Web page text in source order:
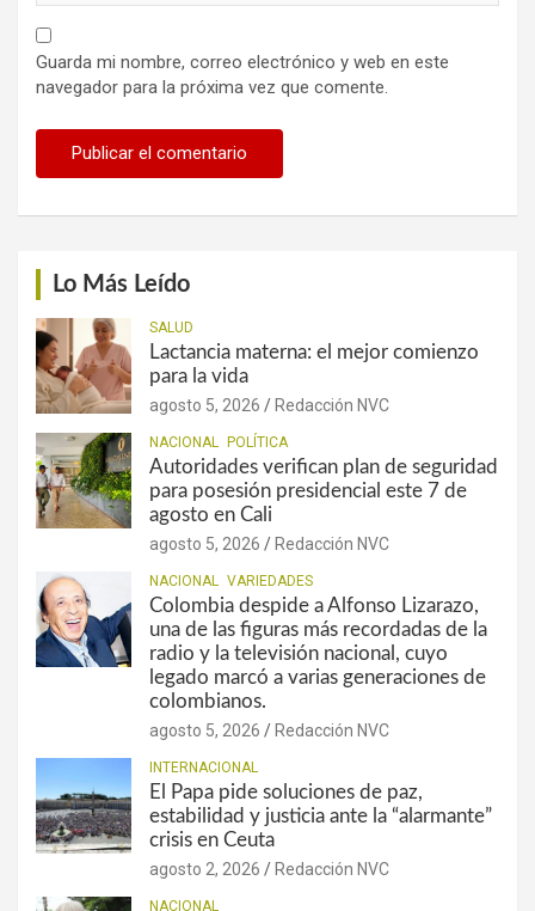
Guarda mi nombre, correo electrónico y web en este
navegador para la próxima vez que comente.
Lo Más Leído
SALUD
Lactancia materna: el mejor comienzo
para la vida
agosto 5, 2026 Redacción NVC
NACIONAL POLÍTICA
Autoridades verifican plan de seguridad
para posesión presidencial este 7 de
agosto en Cali
agosto 5, 2026 Redacción NVC
NACIONAL VARIEDADES
Colombia despide a Alfonso Lizarazo,
una de las figuras más recordadas de la
radio y la televisión nacional, cuyo
legado marcó a varias generaciones de
colombianos.
agosto 5, 2026 Redacción NVC
INTERNACIONAL
El Papa pide soluciones de paz,
estabilidad y justicia ante la “alarmante”
crisis en Ceuta
agosto 2, 2026 Redacción NVC
NACIONAL